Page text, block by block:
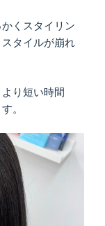
くスタイリン
タイルが崩れ
り短い時間
。